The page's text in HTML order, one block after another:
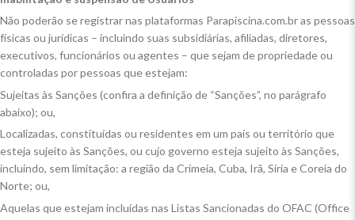
Não poderão se registrar nas plataformas Parapiscina.com.br as pessoas
físicas ou jurídicas – incluindo suas subsidiárias, afiliadas, diretores,
executivos, funcionários ou agentes – que sejam de propriedade ou
controladas por pessoas que estejam:
Sujeitas às Sanções (confira a definição de “Sanções”, no parágrafo
abaixo); ou,
Localizadas, constituídas ou residentes em um país ou território que
esteja sujeito às Sanções, ou cujo governo esteja sujeito às Sanções,
incluindo, sem limitação: a região da Crimeia, Cuba, Irã, Síria e Coreia do
Norte; ou,
Aquelas que estejam incluídas nas Listas Sancionadas do OFAC (Office